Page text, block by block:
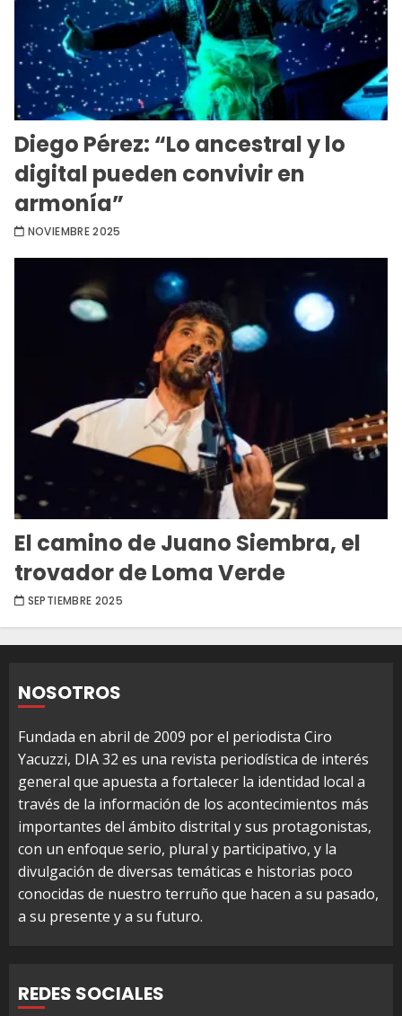
Diego Pérez: “Lo ancestral y lo
digital pueden convivir en
armonía”
NOVIEMBRE 2025
El camino de Juano Siembra, el
trovador de Loma Verde
SEPTIEMBRE 2025
NOSOTROS
Fundada en abril de 2009 por el periodista Ciro
Yacuzzi, DIA 32 es una revista periodística de interés
general que apuesta a fortalecer la identidad local a
través de la información de los acontecimientos más
importantes del ámbito distrital y sus protagonistas,
con un enfoque serio, plural y participativo, y la
divulgación de diversas temáticas e historias poco
conocidas de nuestro terruño que hacen a su pasado,
a su presente y a su futuro.
REDES SOCIALES